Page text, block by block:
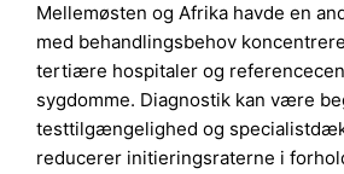
Mellemøsten og Afrika havde en
med behandlingsbehov
tertiære hospitaler og
sygdomme. Diagnostik kan være
testtilgængelighed og
reducerer initieringsraterne i